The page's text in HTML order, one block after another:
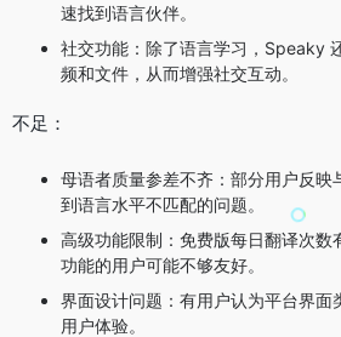
速找到语言伙伴。
社交功能：除了语言学习，Speaky
频和文件，从而增强社交互动。
不足：
母语者质量参差不齐：部分用户反映
到语言水平不匹配的问题。
高级功能限制：免费版每日翻译次数
功能的用户可能不够友好。
界面设计问题：有用户认为平台界面
用户体验。